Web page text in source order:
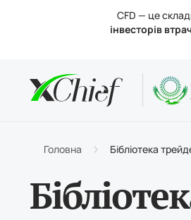
CFD — це
інвесторів
Головна Бібліотека